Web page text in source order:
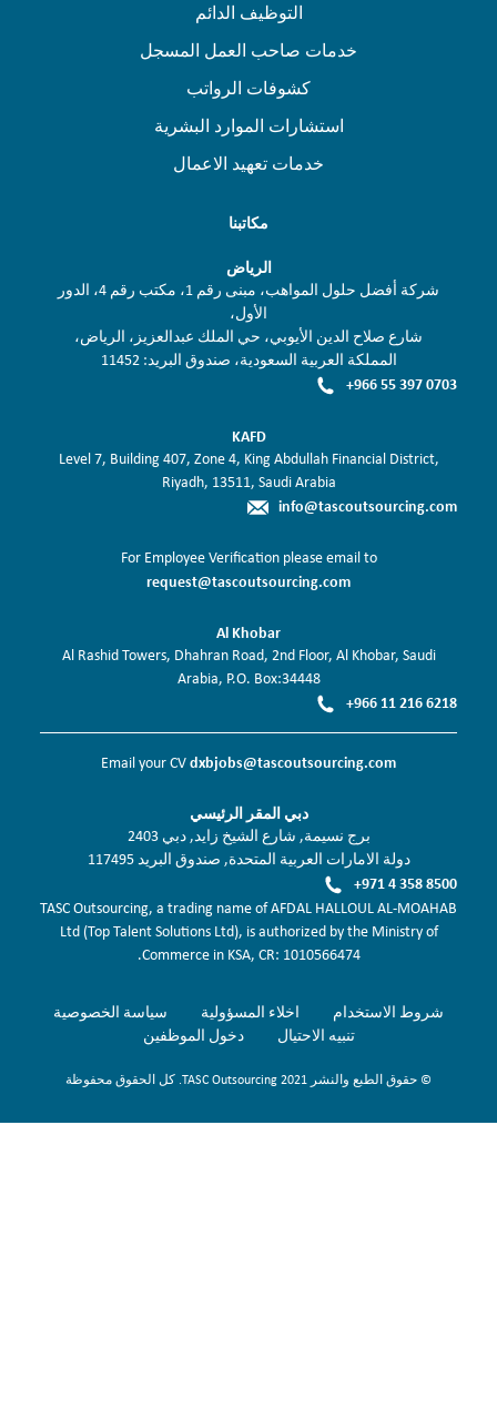
التوظيف الدائم
خدمات صاحب العمل المسجل
كشوفات الرواتب
استشارات الموارد البشرية
خدمات تعهيد الاعمال
مكاتبنا
الرياض
شركة أفضل حلول المواهب، مبنى رقم 1، مكتب رقم 4، الدور
الأول،
شارع صلاح الدين الأيوبي، حي الملك عبدالعزيز، الرياض،
المملكة العربية السعودية، صندوق البريد: 11452
+966 55 397 0703
KAFD
Level 7, Building 407, Zone 4, King Abdullah Financial District,
Riyadh, 13511, Saudi Arabia
info@tascoutsourcing.com
For Employee Verification please email to
request@tascoutsourcing.com
Al Khobar
Al Rashid Towers, Dhahran Road, 2nd Floor, Al Khobar, Saudi
Arabia, P.O. Box:34448
+966 11 216 6218
Email your CVdxbjobs@tascoutsourcing.com
دبي المقر الرئيسي
برج نسيمة, شارع الشيخ زايد, دبي 2403
دولة الامارات العربية المتحدة, صندوق البريد 117495
+971 4 358 8500
TASC Outsourcing, a trading name of AFDAL HALLOUL AL-MOAHAB
Ltd (Top Talent Solutions Ltd), is authorized by the Ministry of
Commerce in KSA, CR: 1010566474.
© حقوق الطبع والنشر 2021 TASC Outsourcing. كل الحقوق محفوظة
شروط الاستخدام اخلاء المسؤولية
سياسة الخصوصية
تنبيه الاحتيال
دخول الموظفين